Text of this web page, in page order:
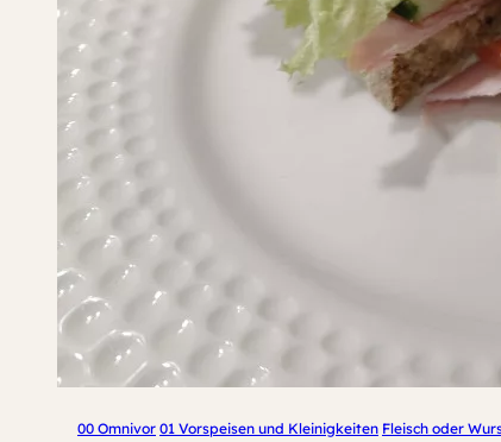
00 Omnivor 01 Vorspeisen und Kleinigkeiten Fleisch oder